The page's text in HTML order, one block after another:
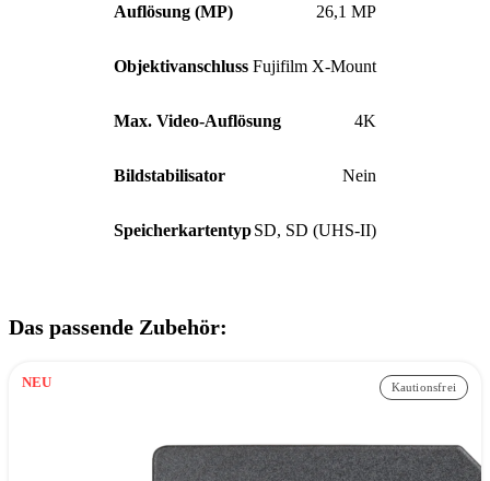
Auflösung (MP) 26,1 MP
Objektivanschluss Fujifilm X-Mount
Max. Video-Auflösung 4K
Bildstabilisator Nein
SpeicherkartentypSD, SD (UHS-II)
Das passende Zubehör:
NEU Kautionsfrei